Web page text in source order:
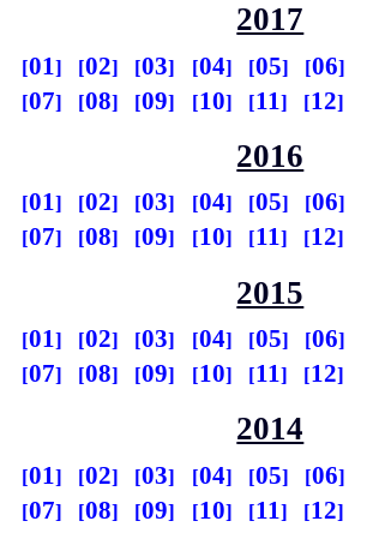
2017
01 02 03 04 05
06
07
08 09 10 11 12
2016
01 02 03 04 05
06
07
08 09 10 11 12
2015
01 02 03 04 05
06
07
08 09 10 11 12
2014
01 02 03 04 05
06
07
08 09 10 11 12